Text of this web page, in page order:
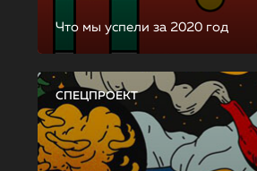
Что мы успели за 2020 год
СПЕЦПРОЕКТ